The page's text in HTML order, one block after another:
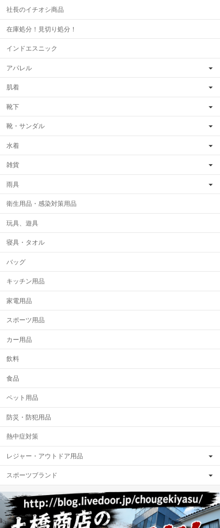
社長のイチオシ商品
在庫処分！見切り処分！
インドエスニック
アパレル
肌着
靴下
靴・サンダル
水着
雑貨
雨具
衛生用品・感染対策用品
玩具、遊具
寝具・タオル
バッグ
キッチン用品
家電用品
スポーツ用品
カー用品
飲料
食品
ペット用品
防災・防犯用品
熱中症対策
レジャー・アウトドア用品
スポーツブランド